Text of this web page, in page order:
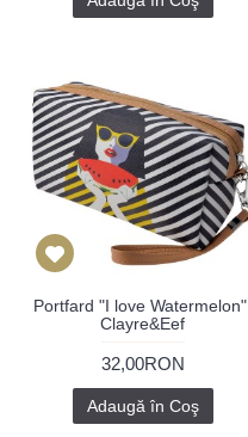
Portfard "I love Watermelon",
Clayre&Eef
32,00RON
Adaugă în Coş